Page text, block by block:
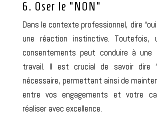
6. Oser le “NON”
Dans le contexte professionnel, dire
une réaction instinctive. Toutefois,
consentements peut conduire à une
travail. Il est crucial de savoir dire
nécessaire, permettant ainsi de
entre vos engagements et votre
réaliser avec excellence.